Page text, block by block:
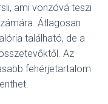
ami vonzóvá teszi
Átlagosan
található, de a
Az
fehérjetartalom